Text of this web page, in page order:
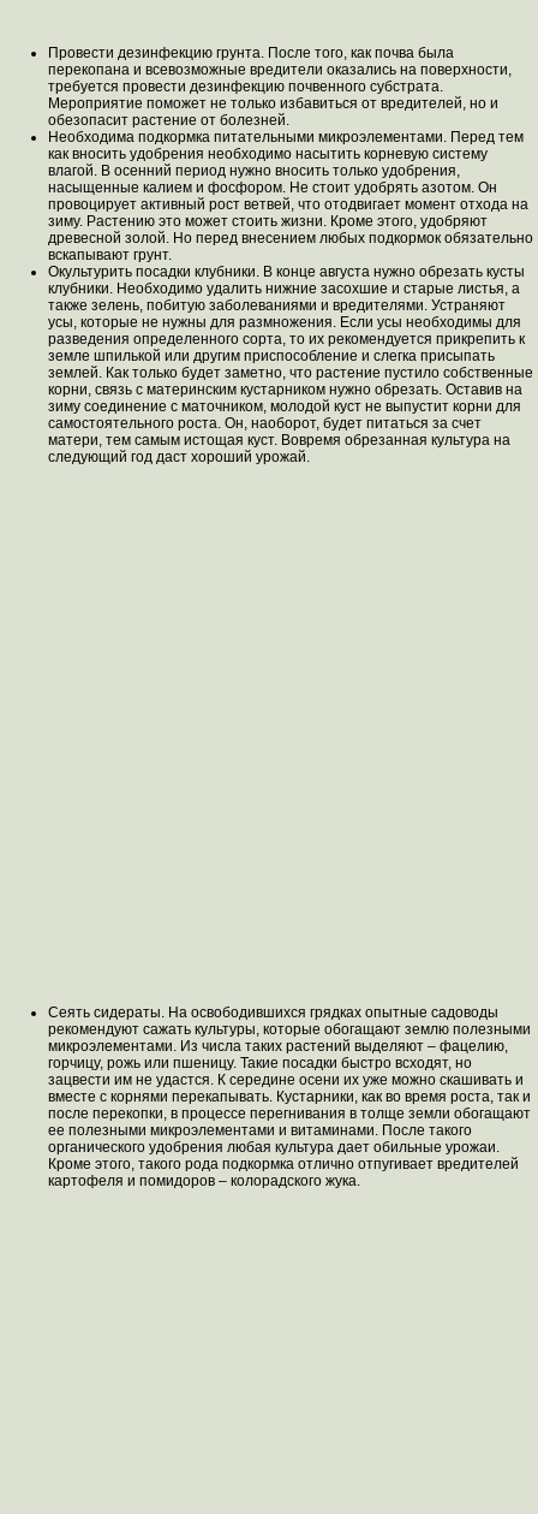
Провести дезинфекцию грунта. После того, как почва была
перекопана и всевозможные вредители оказались на поверхности,
требуется провести дезинфекцию почвенного субстрата.
Мероприятие поможет не только избавиться от вредителей, но и
обезопасит растение от болезней.
Необходима подкормка питательными микроэлементами. Перед тем
как вносить удобрения необходимо насытить корневую систему
влагой. В осенний период нужно вносить только удобрения,
насыщенные калием и фосфором. Не стоит удобрять азотом. Он
провоцирует активный рост ветвей, что отодвигает момент отхода на
зиму. Растению это может стоить жизни. Кроме этого, удобряют
древесной золой. Но перед внесением любых подкормок обязательно
вскапывают грунт.
Окультурить посадки клубники. В конце августа нужно обрезать кусты
клубники. Необходимо удалить нижние засохшие и старые листья, а
также зелень, побитую заболеваниями и вредителями. Устраняют
усы, которые не нужны для размножения. Если усы необходимы для
разведения определенного сорта, то их рекомендуется прикрепить к
земле шпилькой или другим приспособление и слегка присыпать
землей. Как только будет заметно, что растение пустило собственные
корни, связь с материнским кустарником нужно обрезать. Оставив на
зиму соединение с маточником, молодой куст не выпустит корни для
самостоятельного роста. Он, наоборот, будет питаться за счет
матери, тем самым истощая куст. Вовремя обрезанная культура на
следующий год даст хороший урожай.
Сеять сидераты. На освободившихся грядках опытные садоводы
рекомендуют сажать культуры, которые обогащают землю полезными
микроэлементами. Из числа таких растений выделяют – фацелию,
горчицу, рожь или пшеницу. Такие посадки быстро всходят, но
зацвести им не удастся. К середине осени их уже можно скашивать и
вместе с корнями перекапывать. Кустарники, как во время роста, так и
после перекопки, в процессе перегнивания в толще земли обогащают
ее полезными микроэлементами и витаминами. После такого
органического удобрения любая культура дает обильные урожаи.
Кроме этого, такого рода подкормка отлично отпугивает вредителей
картофеля и помидоров – колорадского жука.